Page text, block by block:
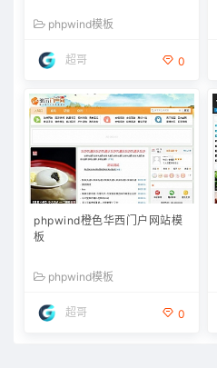
phpwind模板
超哥 0
phpwind橙色华西门户网站模
板
phpwind模板
超哥 0